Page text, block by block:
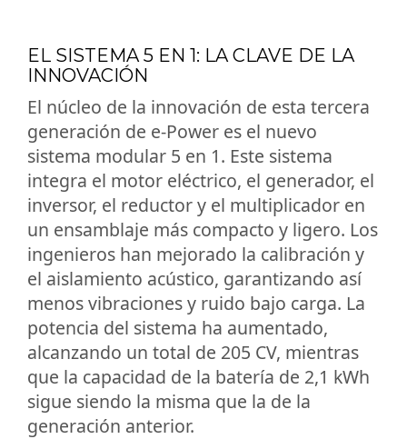
EL SISTEMA 5 EN 1: LA CLAVE DE LA
INNOVACIÓN
El núcleo de la innovación de esta tercera
generación de e-Power es el nuevo
sistema modular 5 en 1. Este sistema
integra el motor eléctrico, el generador, el
inversor, el reductor y el multiplicador en
un ensamblaje más compacto y ligero. Los
ingenieros han mejorado la calibración y
el aislamiento acústico, garantizando así
menos vibraciones y ruido bajo carga. La
potencia del sistema ha aumentado,
alcanzando un total de 205 CV, mientras
que la capacidad de la batería de 2,1 kWh
sigue siendo la misma que la de la
generación anterior.